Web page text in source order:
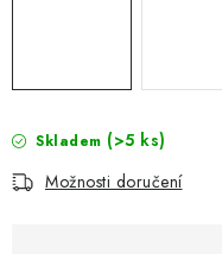
Skladem (>5 ks)
Možnosti doručení